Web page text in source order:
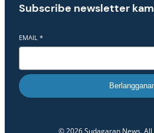
Subscribe newsletter
EMAIL *
© 2026 Sudagaran News.